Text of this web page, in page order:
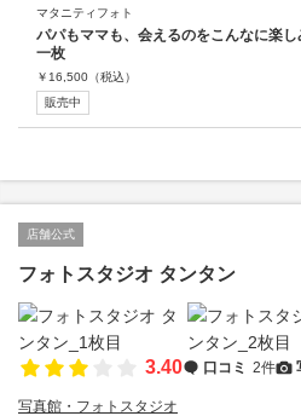
マタニティフォト
パパもママも、会えるのをこんなに楽
一枚
￥ 16,500 （税込）
販売中
店舗公式
フォトスタジオ タンタン
3.40 口コミ 2件
写真館・フォトスタジオ